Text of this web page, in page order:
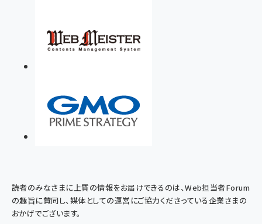
読者のみなさまに上質の情報をお届けできるのは、Web担当者Forum
の趣旨に賛同し、媒体としての運営にご協力くださっている企業さまの
おかげでございます。